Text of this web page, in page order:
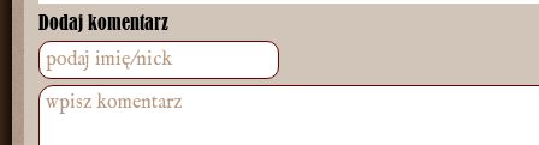
Dodaj komentarz